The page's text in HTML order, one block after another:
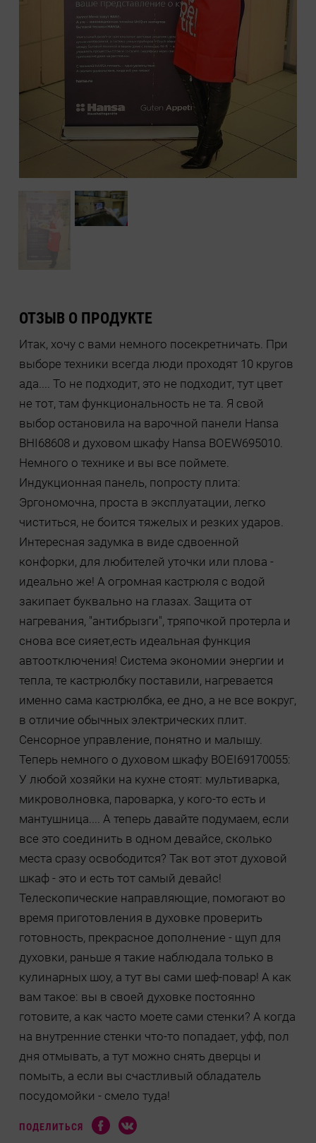
ОТЗЫВ О ПРОДУКТЕ
Итак, хочу с вами немного посекретничать. При
выборе техники всегда люди проходят 10 кругов
ада.... То не подходит, это не подходит, тут цвет
не тот, там функциональность не та. Я свой
выбор остановила на варочной панели Hansa
BHI68608 и духовом шкафу Hansa BOEW695010.
Немного о технике и вы все поймете.
Индукционная панель, попросту плита:
Эргономочна, проста в эксплуатации, легко
чиститься, не боится тяжелых и резких ударов.
Интересная задумка в виде сдвоенной
конфорки, для любителей уточки или плова -
идеально же! А огромная кастрюля с водой
закипает буквально на глазах. Защита от
нагревания, "антибрызги", тряпочкой протерла и
снова все сияет,есть идеальная функция
автоотключения! Система экономии энергии и
тепла, те кастрюлбку поставили, нагревается
именно сама кастрюлбка, ее дно, а не все вокруг,
в отличие обычных электрических плит.
Сенсорное управление, понятно и малышу.
Теперь немного о духовом шкафу BOEI69170055:
У любой хозяйки на кухне стоят: мультиварка,
микроволновка, пароварка, у кого-то есть и
мантушница.... А теперь давайте подумаем, если
все это соединить в одном девайсе, сколько
места сразу освободится? Так вот этот духовой
шкаф - это и есть тот самый девайс!
Телескопические направляющие, помогают во
время приготовления в духовке проверить
готовность, прекрасное дополнение - щуп для
духовки, раньше я такие наблюдала только в
кулинарных шоу, а тут вы сами шеф-повар! А как
вам такое: вы в своей духовке постоянно
готовите, а как часто моете сами стенки? А когда
на внутренние стенки что-то попадает, уфф, пол
дня отмывать, а тут можно снять дверцы и
помыть, а если вы счастливый обладатель
посудомойки - смело туда!
ПОДЕЛИТЬСЯ